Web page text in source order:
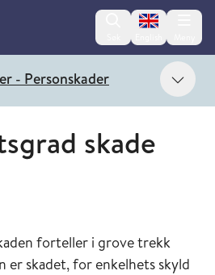
Change
- Personskader Vis
skade
forteller i grove trekk
er skadet, for enkelhets skyld